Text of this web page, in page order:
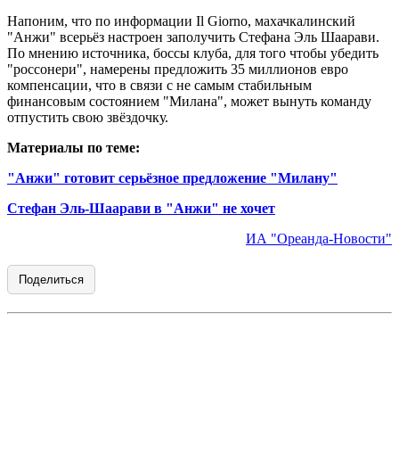
Напоним, что по информации Il Giorno, махачкалинский
"Анжи" всерьёз настроен заполучить Стефана Эль Шаарави.
По мнению источника, боссы клуба, для того чтобы убедить
"россонери", намерены предложить 35 миллионов евро
компенсации, что в связи с не самым стабильным
финансовым состоянием "Милана", может вынуть команду
отпустить свою звёздочку.
Материалы по теме:
"Анжи" готовит серьёзное предложение "Милану"
Стефан Эль-Шаарави в "Анжи" не хочет
ИА "Ореанда-Новости"
Поделиться